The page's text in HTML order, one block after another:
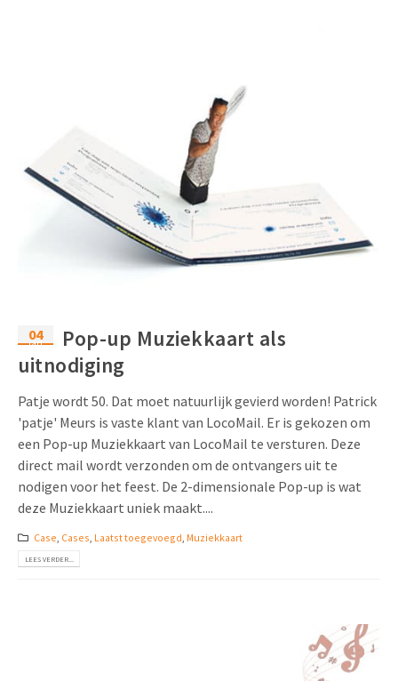
04
jan
Pop-up Muziekkaart als
uitnodiging
Patje wordt 50. Dat moet natuurlijk gevierd worden! Patrick
'patje' Meurs is vaste klant van LocoMail. Er is gekozen om
een Pop-up Muziekkaart van LocoMail te versturen. Deze
direct mail wordt verzonden om de ontvangers uit te
nodigen voor het feest. De 2-dimensionale Pop-up is wat
deze Muziekkaart uniek maakt....
Case, Cases, Laatst toegevoegd, Muziekkaart
LEES VERDER...